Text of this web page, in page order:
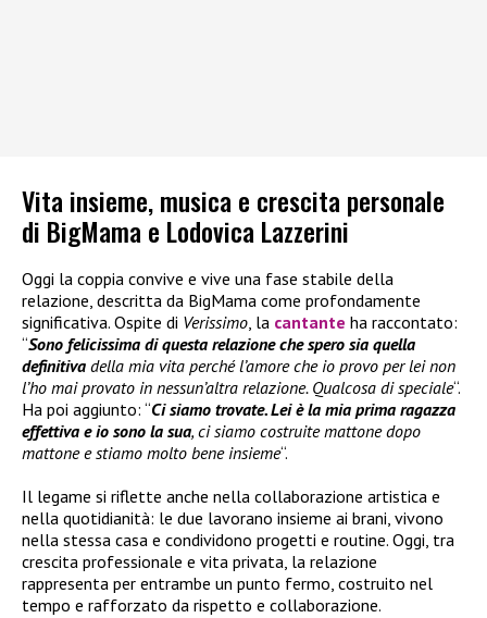
Vita insieme, musica e crescita personale
di BigMama e Lodovica Lazzerini
Oggi la coppia convive e vive una fase stabile della
relazione, descritta da BigMama come profondamente
significativa. Ospite di Verissimo, la cantante ha raccontato:
“Sono felicissima di questa relazione che spero sia quella
definitiva della mia vita perché l’amore che io provo per lei non
l’ho mai provato in nessun’altra relazione. Qualcosa di speciale“.
Ha poi aggiunto: “Ci siamo trovate. Lei è la mia prima ragazza
effettiva e io sono la sua, ci siamo costruite mattone dopo
mattone e stiamo molto bene insieme“.
Il legame si riflette anche nella collaborazione artistica e
nella quotidianità: le due lavorano insieme ai brani, vivono
nella stessa casa e condividono progetti e routine. Oggi, tra
crescita professionale e vita privata, la relazione
rappresenta per entrambe un punto fermo, costruito nel
tempo e rafforzato da rispetto e collaborazione.